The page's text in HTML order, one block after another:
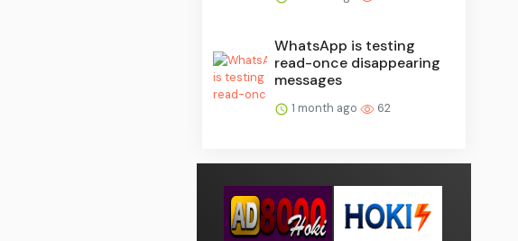
WhatsApp is testing
read-once disappearing
messages
1 month ago 62